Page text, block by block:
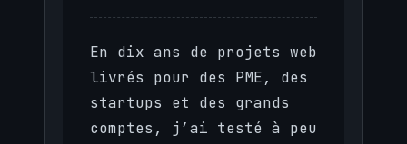
En dix ans de projets web
livrés pour des PME, des
startups et des grands
comptes, j’ai testé à peu